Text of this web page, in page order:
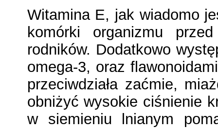
Witamina E, jak wiadomo
komórki organizmu
rodników. Dodatkowo
omega-3, oraz
przeciwdziała zaćmie,
obniżyć wysokie ciśnienie
w siemieniu lnianym